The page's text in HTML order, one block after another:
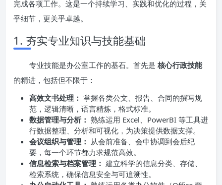
完成各项工作。这是一个持续学习、实践和优化的过程，关
乎细节，更关乎卓越。
1. 夯实专业知识与技能基础
专业技能是办公室工作的基石。首先是 核心行政技能
的精进，包括但不限于：
高效文书处理： 掌握各类公文、报告、合同的撰写规
范，逻辑清晰，语言精炼，格式标准。
数据管理与分析： 熟练运用 Excel、PowerBI 等工具进
行数据整理、分析和可视化，为决策提供数据支撑。
会议组织与管理： 从会前准备、会中协调到会后纪
要，每一个环节都力求规范高效。
信息检索与档案管理： 建立科学的信息分类、存储、
检索系统，确保信息安全与可追溯性。